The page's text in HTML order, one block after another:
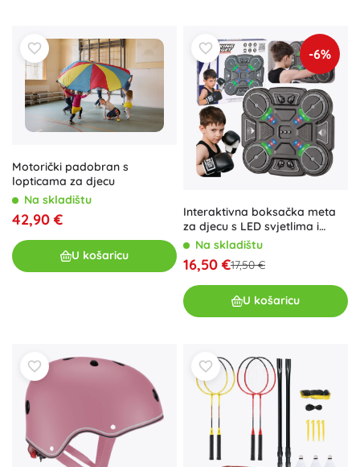
Motorički padobran s
lopticama za djecu
Na skladištu
42,90 €
U košaricu
-6%
Interaktivna boksačka meta
za djecu s LED svjetlima i
glazbom, 3 razine, crna
Na skladištu
16,50 €17,50 €
U košaricu